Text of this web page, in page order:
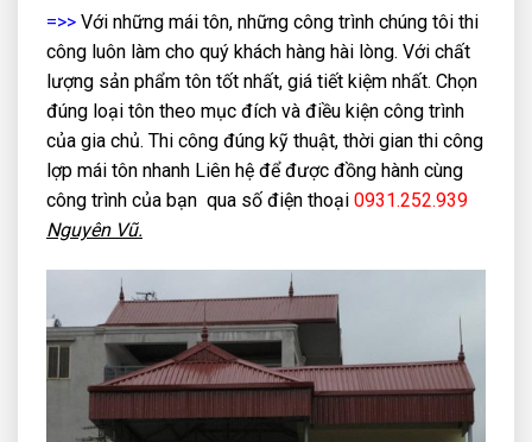
=>> Với những mái tôn, những công trình chúng tôi thi
công luôn làm cho quý khách hàng hài lòng. Với chất
lượng sản phẩm tôn tốt nhất, giá tiết kiệm nhất. Chọn
đúng loại tôn theo mục đích và điều kiện công trình
của gia chủ. Thi công đúng kỹ thuật, thời gian thi công
lợp mái tôn nhanh Liên hệ để được đồng hành cùng
công trình của bạn qua số điện thoại 0931.252.939
Nguyên Vũ.